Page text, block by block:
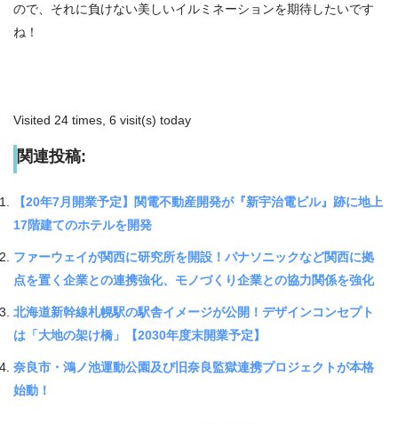
ので、それに負けない美しいイルミネーションを期待したいです
ね！
Visited 24 times, 6 visit(s) today
関連投稿:
【20年7月開業予定】関電不動産開発が『新宇治電ビル』跡に地上
17階建てのホテルを開発
ファーウェイが関西に研究所を開設！パナソニックなど関西に拠
点を置く企業との連携強化、モノづくり企業との協力関係を強化
北海道新幹線札幌駅の駅舎イメージが公開！デザインコンセプト
は「大地の架け橋」【2030年度末開業予定】
奈良市・鴻ノ池運動公園及び旧奈良監獄連携プロジェクトが本格
始動！